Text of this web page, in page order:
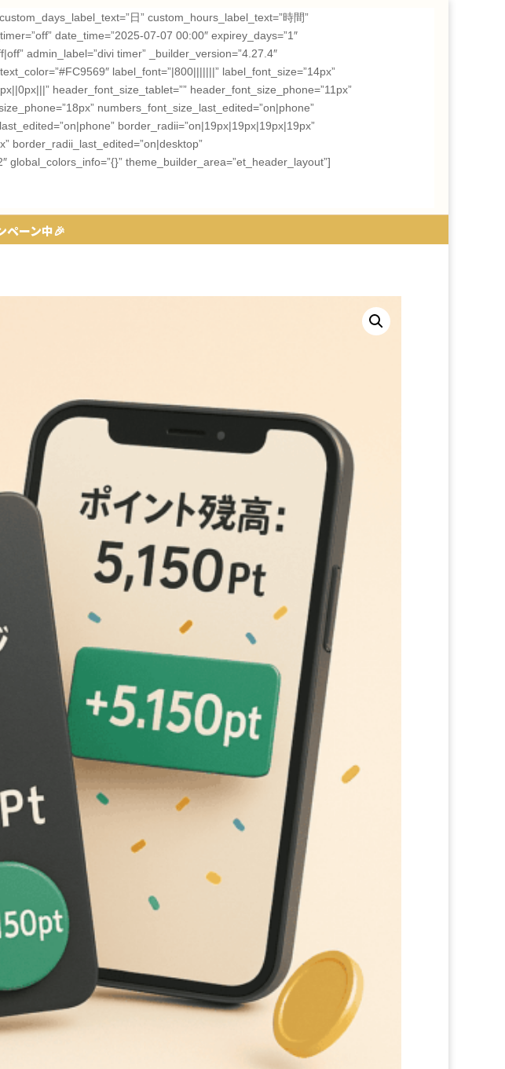
日” custom_hours_label_text=”時間”
date_time=”2025-07-07 00:00″ expirey_days=”1″
admin_label=”divi timer” _builder_version=”4.27.4″
label_font=”|800|||||||” label_font_size=”14px”
header_font_size_tablet=”” header_font_size_phone=”11px”
numbers_font_size_last_edited=”on|phone”
border_radii=”on|19px|19px|19px|19px”
border_radii_last_edited=”on|desktop”
theme_builder_area=”et_header_layout”]
ペーン中🎉